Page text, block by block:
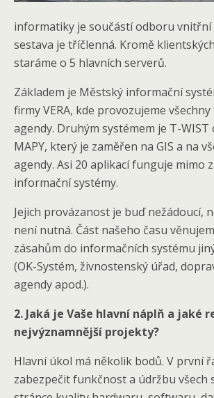
informatiky je součástí odboru vnitřní
sestava je tříčlenná. Kromě
staráme o 5 hlavních serverů.
Základem je Městský informační
firmy VERA, kde provozujeme
agendy. Druhým systémem je T-WIST
MAPY, který je zaměřen na GIS a na
agendy. Asi 20 aplikací funguje mimo
informační systémy.
Jejich provázanost je buď nežádoucí,
není nutná. Část našeho času
zásahům do informačních systému
(OK-Systém, živnostenský úřad,
agendy apod.).
2. Jaká je Vaše hlavní náplň a jaké
nejvýznamnější projekty?
Hlavní úkol má několik bodů. V první
zabezpečit funkčnost a údržbu všech